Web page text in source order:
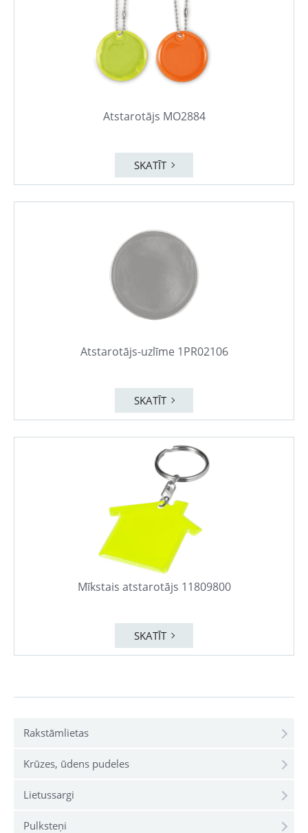
Rakstāmlietas
Krūzes, ūdens pudeles
Lietussargi
Pulksteņi
Atstarotājs MO2884
SKATĪT
Atstarotājs-uzlīme 1PR02106
SKATĪT
Mīkstais atstarotājs 11809800
SKATĪT